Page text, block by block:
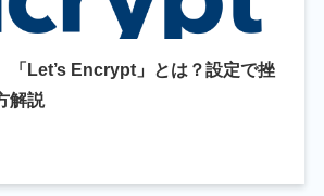
「Let’s Encrypt」とは？設定で挫
解説